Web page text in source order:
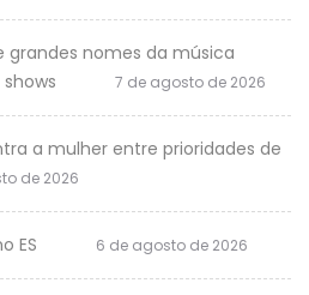
grandes nomes da música
7 de agosto de 2026
a mulher entre prioridades de
de 2026
ES 6 de agosto de 2026